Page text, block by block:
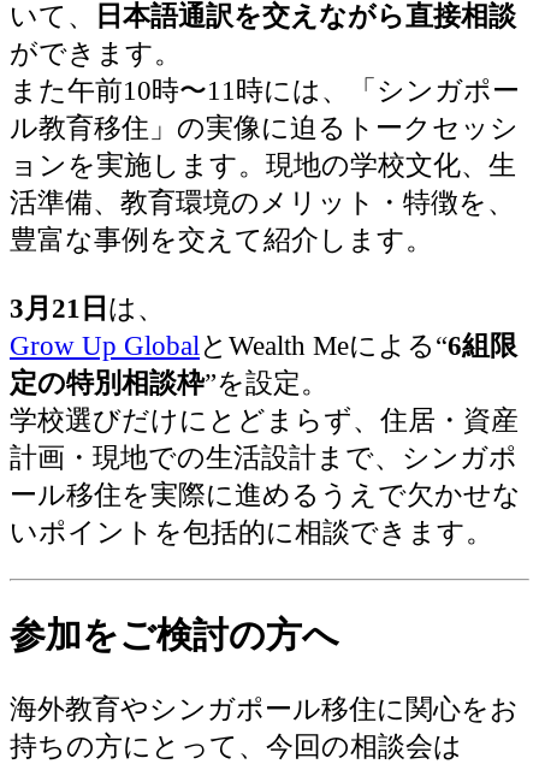
いて、
日本語通訳を交えながら直接相談
ができます。
また午前10時〜11時には、「シンガポー
ル教育移住」の実像に迫るトークセッシ
ョンを実施します。現地の学校文化、生
活準備、教育環境のメリット・特徴を、
豊富な事例を交えて紹介します。
3月21日 は、
Grow Up GlobalとWealth Meによる“6組限
定の特別相談枠”を設定。
学校選びだけにとどまらず、住居・資産
計画・現地での生活設計まで、シンガポ
ール移住を実際に進めるうえで欠かせな
いポイントを包括的に相談できます。
参加をご検討の方へ
海外教育やシンガポール移住に関心をお
持ちの方にとって、今回の相談会は